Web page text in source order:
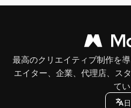
最高のクリエイティブ制作を
エイター、企業、代理店、ス
てい